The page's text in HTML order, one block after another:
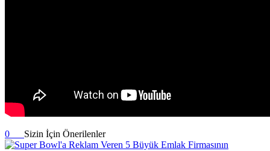
0 Sizin İçin Önerilenler